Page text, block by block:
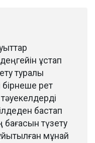
ұстап
туралы
бірнеше рет
бастап
түзету
мұнай